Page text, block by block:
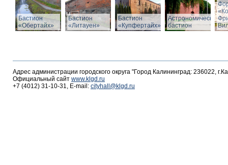
Бастион
«Обертайх»
Бастион
«Литауен»
Бастион
«Купфертайх»
Астрономический
бастион
Адрес администрации городского округа "Город Калининград: 236022,
Официальный сайт www.klgd.ru
+7 (4012) 31-10-31, E-mail: cityhall@klgd.ru